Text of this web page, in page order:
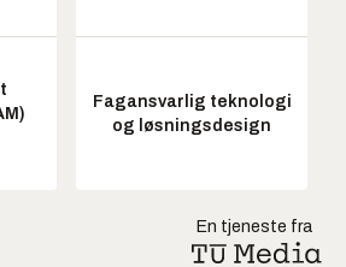
Fagansvarlig teknologi
og løsningsdesign
En tjeneste fra